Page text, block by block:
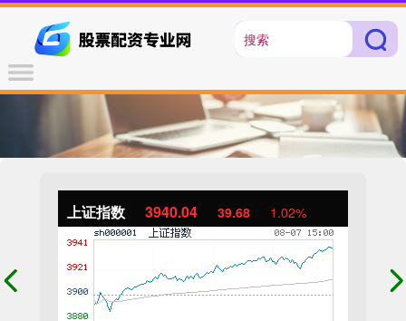
上证指数 3940.04 39.68 1.02%